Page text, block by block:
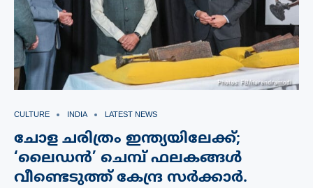
CULTURE INDIA LATEST NEWS
ചോള ചരിത്രം ഇന്ത്യയിലേക്ക്;
‘ലൈഡന്‍’ ചെമ്പ് ഫലകങ്ങള്‍
വീണ്ടെടുത്ത് കേന്ദ്ര സര്‍ക്കാര്‍.